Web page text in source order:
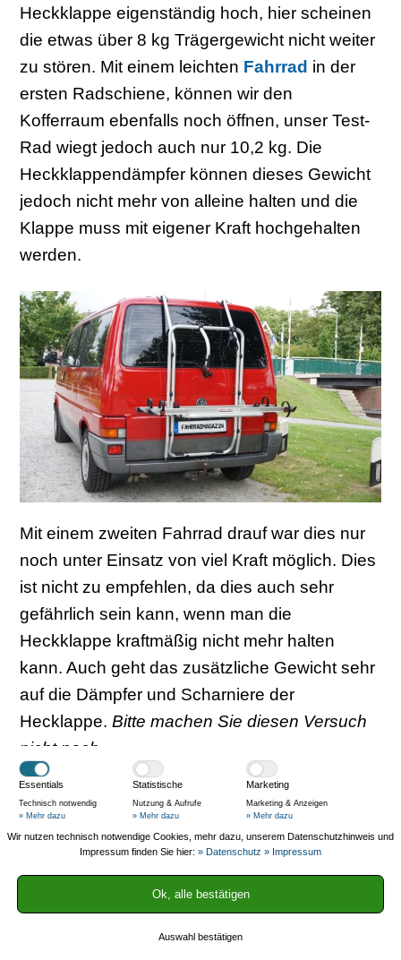
Heckklappe eigenständig hoch, hier scheinen
die etwas über 8 kg Trägergewicht nicht weiter
zu stören. Mit einem leichten Fahrrad in der
ersten Radschiene, können wir den
Kofferraum ebenfalls noch öffnen, unser Test-
Rad wiegt jedoch auch nur 10,2 kg. Die
Heckklappendämpfer können dieses Gewicht
jedoch nicht mehr von alleine halten und die
Klappe muss mit eigener Kraft hochgehalten
werden.
Mit einem zweiten Fahrrad drauf war dies nur
noch unter Einsatz von viel Kraft möglich. Dies
ist nicht zu empfehlen, da dies auch sehr
gefährlich sein kann, wenn man die
Heckklappe kraftmäßig nicht mehr halten
kann. Auch geht das zusätzliche Gewicht sehr
auf die Dämpfer und Scharniere der
Hecklappe. Bitte machen Sie diesen Versuch
nicht nach.
Fiamma Fahrradträger für VW Bulli T4,
T5 und T6
Produkt Räder Traglast
2
ca. 60
Essentials
Technisch notwendig
» Mehr dazu
Statistische
Nutzung & Aufrufe
» Mehr dazu
Marketing
Marketing & Anzeigen
» Mehr dazu
Wir nutzen technisch notwendige Cookies, mehr dazu, unserem Datenschutzhinweis und
Impressum finden Sie hier: » Datenschutz » Impressum
Auswahl bestätigen
Ok, alle bestätigen